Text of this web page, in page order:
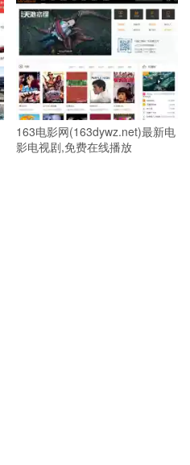
163电影网(163dywz.net)最新电
影电视剧,免费在线播放